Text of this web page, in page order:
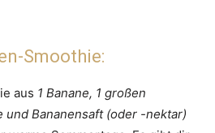
Smoothie:
aus 1 Banane, 1 großen
Bananensaft (oder -nektar)